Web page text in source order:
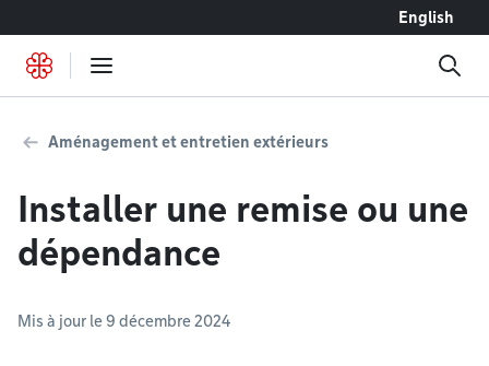
English
Aménagement et entretien extérieurs
Installer une remise ou une
dépendance
Mis à jour le 9 décembre 2024